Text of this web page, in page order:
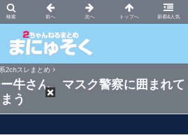
新着&人気
2chまとめニュース速報VIP
2chスレまとめ
ー牛さん、マスク警察に囲まれて
う